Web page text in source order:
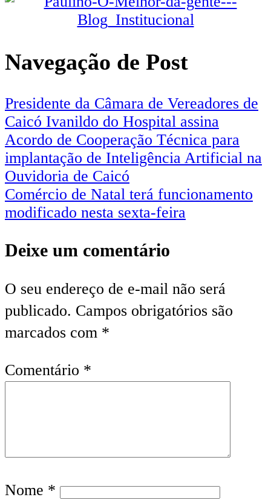
Navegação de Post
Presidente da Câmara de Vereadores de
Caicó Ivanildo do Hospital assina
Acordo de Cooperação Técnica para
implantação de Inteligência Artificial na
Ouvidoria de Caicó
Comércio de Natal terá funcionamento
modificado nesta sexta-feira
Deixe um comentário
O seu endereço de e-mail não será
publicado. Campos obrigatórios são
marcados com *
Comentário *
Nome *